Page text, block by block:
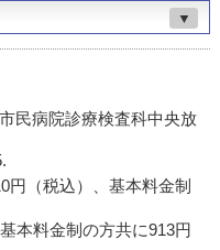
▼
民病院診療検査科中央放
円（税込）、基本料金制
本料金制の方共に913円